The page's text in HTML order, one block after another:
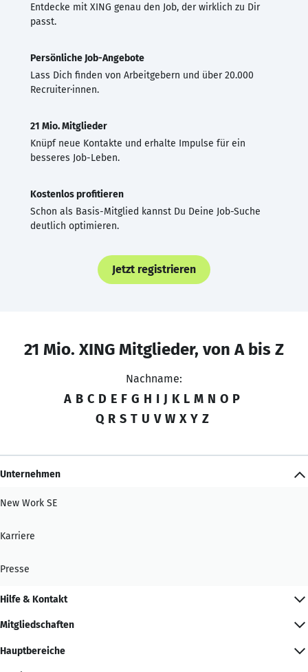
Entdecke mit XING genau den Job, der wirklich zu Dir
passt.
Persönliche Job-Angebote
Lass Dich finden von Arbeitgebern und über 20.000
Recruiter·innen.
21 Mio. Mitglieder
Knüpf neue Kontakte und erhalte Impulse für ein
besseres Job-Leben.
Kostenlos profitieren
Schon als Basis-Mitglied kannst Du Deine Job-Suche
deutlich optimieren.
Jetzt registrieren
21 Mio. XING Mitglieder, von A bis Z
Nachname:
A B C D E F G H I J K L M N O P
Q R S T U V W X Y Z
Unternehmen
New Work SE
Karriere
Presse
Hilfe & Kontakt
Mitgliedschaften
Hauptbereiche